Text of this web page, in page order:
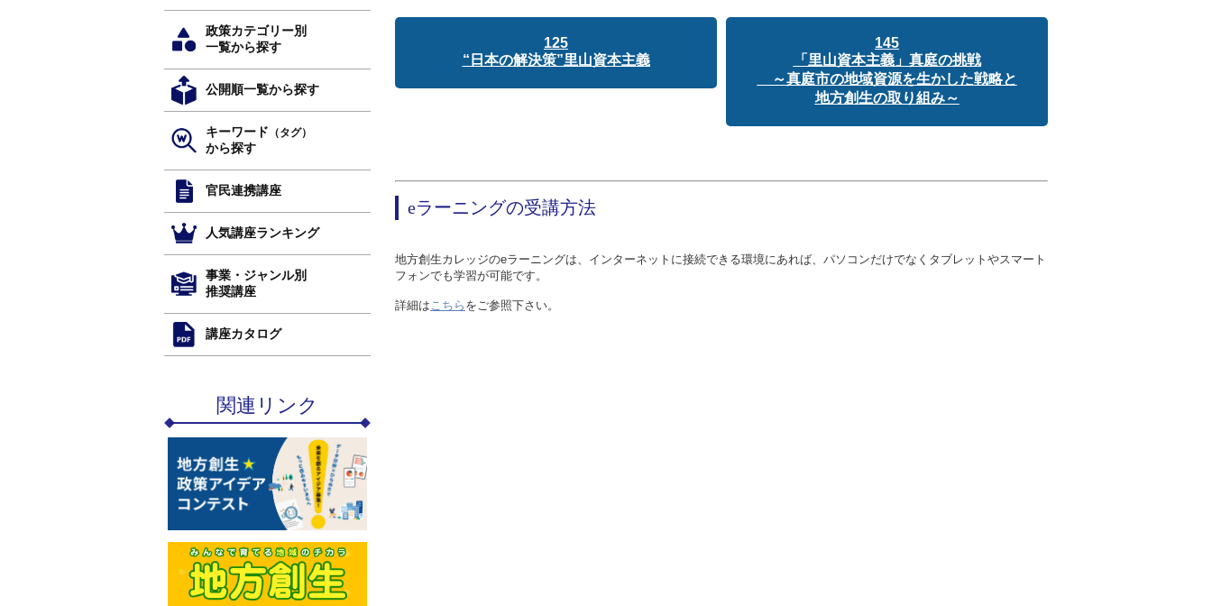
政策カテゴリー別
一覧から探す
公開順一覧から探す
キーワード （タグ）
から探す
官民連携講座
人気講座ランキング
事業・ジャンル別
推奨講座
講座カタログ
関連リンク
125
“日本の解決策”里山資本主義
145
「里山資本主義」真庭の挑戦
～真庭市の地域資源を生かした戦略と
地方創生の取り組み～
eラーニングの受講方法
地方創生カレッジのeラーニングは、インターネットに接続できる環境にあれば、パソコンだけでなくタブレットやスマート
フォンでも学習が可能です。
詳細はこちら をご参照下さい。